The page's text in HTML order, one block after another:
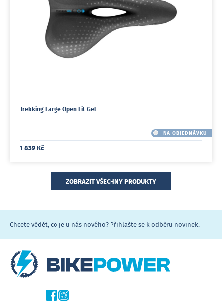
Trekking Large Open Fit Gel
NA OBJEDNÁVKU
1 839 Kč
ZOBRAZIT VŠECHNY PRODUKTY
Chcete vědět, co je u nás nového? Přihlašte se k odběru novinek: